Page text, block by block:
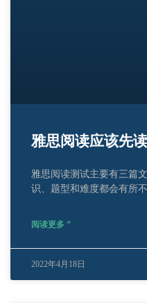
雅思阅读应该先
雅思阅读测试主要有三篇
识、题型和难度都会有所不
阅读更多 ”
2022年4月18日